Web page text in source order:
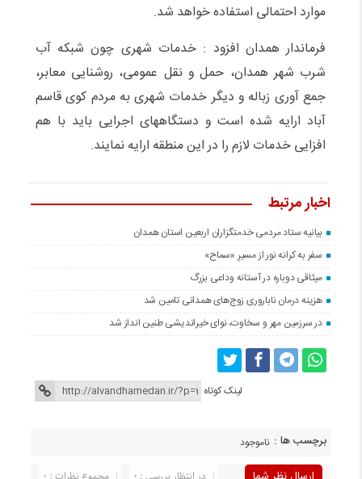
موارد احتمالی استفاده خواهد شد.
فرماندار همدان افزود : خدمات شهری چون شبکه آب
شرب شهر همدان، حمل و نقل عمومی، روشنایی معابر،
جمع آوری زباله و دیگر خدمات شهری به مردم کوی قاسم
آباد ارایه شده است و دستگاههای اجرایی باید با هم
افزایی خدمات لازم را در این منطقه ارایه نمایند.
اخبار مرتبط
بیانیه ستاد مردمی خدمتگزاران اربعین استان همدان
سفر به کرانه‌ نور از مسیرِ «سماح»
میثاقی دوباره در آستانه‌ وداعی بزرگ
هزینه درمان ناباروری زوج‌های همدانی تامین شد
در سرزمین مهر و سخاوت، نوای خیراندیشی طنین انداز شد
لینک کوتاه
برچسب ها : ناموجود